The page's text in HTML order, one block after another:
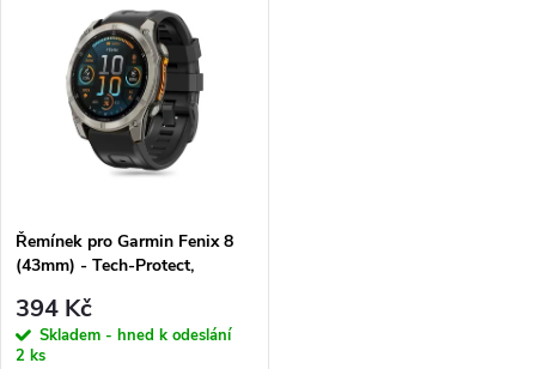
Řemínek pro Garmin Fenix 8
(43mm) - Tech-Protect,
394 Kč
Skladem - hned k odeslání
2 ks